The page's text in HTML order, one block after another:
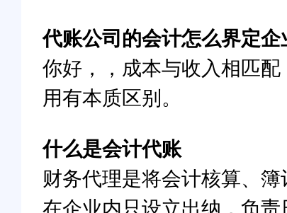
代账公司的会计怎么界定
你好，，成本与收入相匹
用有本质区别。
什么是会计代账
财务代理是将会计核算、
在企业内只设立出纳，负